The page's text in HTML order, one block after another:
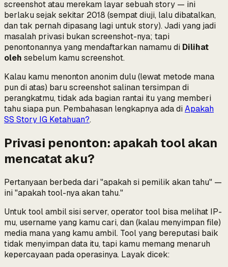
screenshot atau merekam layar sebuah story — ini
berlaku sejak sekitar 2018 (sempat diuji, lalu dibatalkan,
dan tak pernah dipasang lagi untuk story). Jadi yang jadi
masalah privasi bukan screenshot-nya; tapi
penontonannyayang mendaftarkan namamu di Dilihat
oleh sebelum kamu screenshot.
Kalau kamu menonton anonim dulu (lewat metode mana
pun di atas) baruscreenshot salinan tersimpan di
perangkatmu, tidak ada bagian rantai itu yang memberi
tahu siapa pun. Pembahasan lengkapnya ada diApakah
SS Story IG Ketahuan?.
Privasi penonton: apakah tool akan
mencatat aku?
Pertanyaan berbeda dari "apakah si pemilik akan tahu" —
ini "apakahtool-nya akan tahu."
Untuk tool ambil sisi server, operator tool bisa melihat IP-
mu, username yang kamu cari, dan (kalau menyimpan file)
media mana yang kamu ambil. Tool yang bereputasi baik
tidak menyimpan data itu, tapi kamu memang menaruh
kepercayaan pada operasinya. Layak dicek: